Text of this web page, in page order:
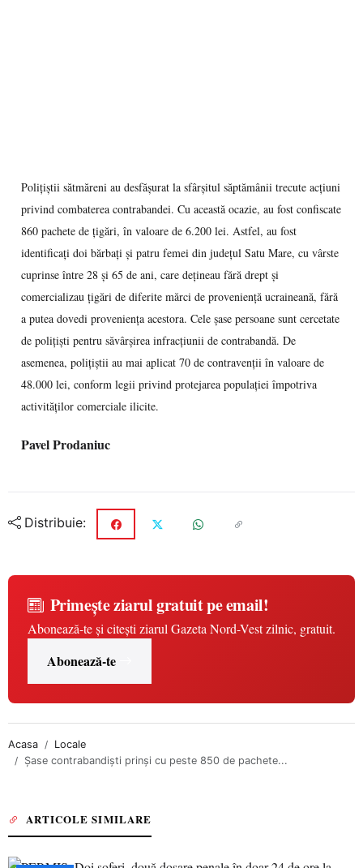
Poliţiştii sătmăreni au desfăşurat la sfârşitul săptămânii trecute acţiuni
privind combaterea contrabandei. Cu această ocazie, au fost confiscate
860 pachete de ţigări, în valoare de 6.200 lei. Astfel, au fost
identificaţi doi bărbaţi şi patru femei din judeţul Satu Mare, cu vârste
cuprinse între 28 şi 65 de ani, care deţineau fără drept şi
comercializau ţigări de diferite mărci de provenienţă ucraineană, fără
a putea dovedi provenienţa acestora. Cele şase persoane sunt cercetate
de poliţişti pentru săvârşirea infracţiunii de contrabandă. De
asemenea, poliţiştii au mai aplicat 70 de contravenţii în valoare de
48.000 lei, conform legii privind protejarea populaţiei împotriva
activităţilor comerciale ilicite.
Pavel Prodaniuc
Distribuie:
Primește ziarul gratuit pe email!
Abonează-te și citești ziarul Gazeta Nord-Vest zilnic, gratuit.
Abonează-te
Acasa
Locale
Şase contrabandişti prinşi cu peste 850 de pachete...
ARTICOLE SIMILARE